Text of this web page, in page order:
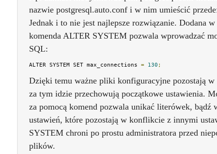
nazwie postgresql.auto.conf i w nim umieścić
Jednak i to nie jest najlepsze rozwiązanie. Dodana
komenda ALTER SYSTEM pozwala wprowadzać
SQL:
ALTER SYSTEM SET max_connections = 130 ;
Dzięki temu ważne pliki konfiguracyjne pozostają
za tym idzie przechowują początkowe ustawienia.
za pomocą komend pozwala unikać literówek, bądź
ustawień, które pozostają w konflikcie z innymi
SYSTEM chroni po prostu administratora przed
plików.